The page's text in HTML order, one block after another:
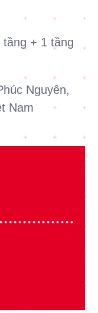
+ 1 tầng
Nguyên,
Nam